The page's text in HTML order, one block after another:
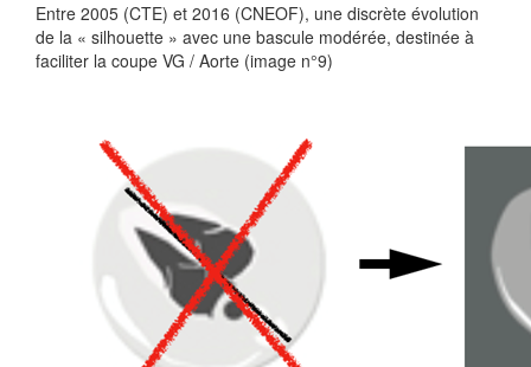
Entre 2005 (CTE) et 2016 (CNEOF), une discrète évolution
de la « silhouette » avec une bascule modérée, destinée à
faciliter la coupe VG / Aorte (image n°9)